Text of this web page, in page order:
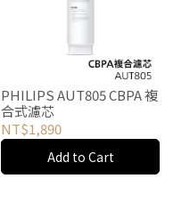
PHILIPS AUT805 CBPA 複
合式濾芯
NT$1,890
Add to Cart